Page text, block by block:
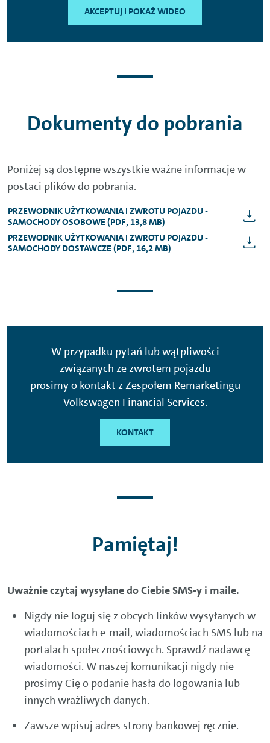
AKCEPTUJ I POKAŻ WIDEO
Dokumenty do pobrania
Poniżej są dostępne wszystkie ważne informacje w
postaci plików do pobrania.
PRZEWODNIK UŻYTKOWANIA I ZWROTU POJAZDU -
SAMOCHODY OSOBOWE (PDF, 13,8 MB)
PRZEWODNIK UŻYTKOWANIA I ZWROTU POJAZDU -
SAMOCHODY DOSTAWCZE (PDF, 16,2 MB)
W przypadku pytań lub wątpliwości
związanych ze zwrotem pojazdu
prosimy o kontakt z Zespołem Remarketingu
Volkswagen Financial Services.
KONTAKT
Pamiętaj!
Uważnie czytaj wysyłane do Ciebie SMS-y i maile.
Nigdy nie loguj się z obcych linków wysyłanych w
wiadomościach e-mail, wiadomościach SMS lub na
portalach społecznościowych. Sprawdź nadawcę
wiadomości. W naszej komunikacji nigdy nie
prosimy Cię o podanie hasła do logowania lub
innych wrażliwych danych.
Zawsze wpisuj adres strony bankowej ręcznie.